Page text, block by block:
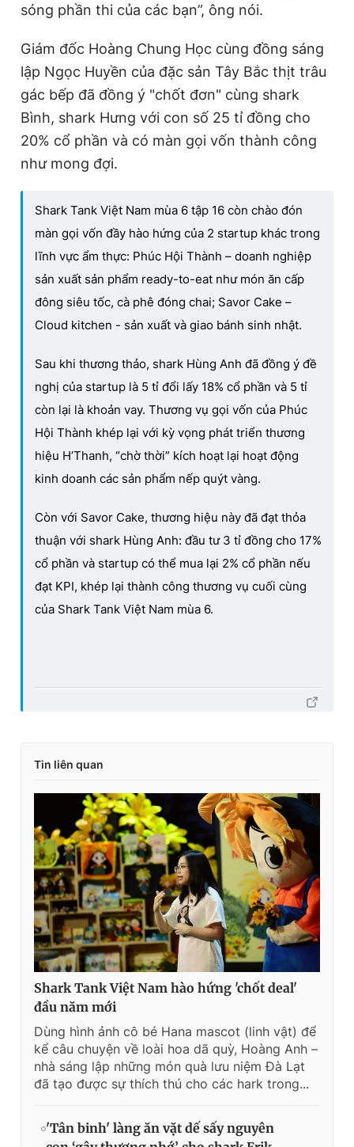
sóng phần thi của các bạn”, ông nói.
Giám đốc Hoàng Chung Học cùng đồng sáng
lập Ngọc Huyền của đặc sản Tây Bắc thịt trâu
gác bếp đã đồng ý "chốt đơn" cùng shark
Bình, shark Hưng với con số 25 tỉ đồng cho
20% cổ phần và có màn gọi vốn thành công
như mong đợi.
Shark Tank Việt Nam mùa 6 tập 16 còn chào đón
màn gọi vốn đầy hào hứng của 2 startup khác trong
lĩnh vực ẩm thực: Phúc Hội Thành – doanh nghiệp
sản xuất sản phẩm ready-to-eat như món ăn cấp
đông siêu tốc, cà phê đóng chai; Savor Cake –
Cloud kitchen - sản xuất và giao bánh sinh nhật.
Sau khi thương thảo, shark Hùng Anh đã đồng ý đề
nghị của startup là 5 tỉ đổi lấy 18% cổ phần và 5 tỉ
còn lại là khoản vay. Thương vụ gọi vốn của Phúc
Hội Thành khép lại với kỳ vọng phát triển thương
hiệu H’Thanh, “chờ thời” kích hoạt lại hoạt động
kinh doanh các sản phẩm nếp quýt vàng.
Còn với Savor Cake, thương hiệu này đã đạt thỏa
thuận với shark Hùng Anh: đầu tư 3 tỉ đồng cho 17%
cổ phần và startup có thể mua lại 2% cổ phần nếu
đạt KPI, khép lại thành công thương vụ cuối cùng
của Shark Tank Việt Nam mùa 6.
Tin liên quan
Shark Tank Việt Nam hào hứng 'chốt deal'
đầu năm mới
Dùng hình ảnh cô bé Hana mascot (linh vật) để
kể câu chuyện về loài hoa dã quỳ, Hoàng Anh –
nhà sáng lập những món quà lưu niệm Đà Lạt
đã tạo được sự thích thú cho các hark trong...
'Tân binh' làng ăn vặt dế sấy nguyên